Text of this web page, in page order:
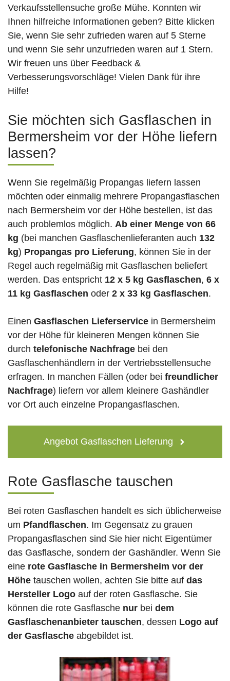
Verkaufsstellensuche große Mühe. Konnten wir
Ihnen hilfreiche Informationen geben? Bitte klicken
Sie, wenn Sie sehr zufrieden waren auf 5 Sterne
und wenn Sie sehr unzufrieden waren auf 1 Stern.
Wir freuen uns über Feedback &
Verbesserungsvorschläge! Vielen Dank für ihre
Hilfe!
Sie möchten sich Gasflaschen in
Bermersheim vor der Höhe liefern
lassen?
Wenn Sie regelmäßig Propangas liefern lassen
möchten oder einmalig mehrere Propangasflaschen
nach Bermersheim vor der Höhe bestellen, ist das
auch problemlos möglich. Ab einer Menge von 66
kg (bei manchen Gasflaschenlieferanten auch 132
kg) Propangas pro Lieferung, können Sie in der
Regel auch regelmäßig mit Gasflaschen beliefert
werden. Das entspricht 12 x 5 kg Gasflaschen, 6 x
11 kg Gasflaschen oder 2 x 33 kg Gasflaschen.
Einen Gasflaschen Lieferservice in Bermersheim
vor der Höhe für kleineren Mengen können Sie
durch telefonische Nachfrage bei den
Gasflaschenhändlern in der Vertriebsstellensuche
erfragen. In manchen Fällen (oder bei freundlicher
Nachfrage) liefern vor allem kleinere Gashändler
vor Ort auch einzelne Propangasflaschen.
Angebot Gasflaschen Lieferung
Rote Gasflasche tauschen
Bei roten Gasflaschen handelt es sich üblicherweise
um Pfandflaschen. Im Gegensatz zu grauen
Propangasflaschen sind Sie hier nicht Eigentümer
das Gasflasche, sondern der Gashändler. Wenn Sie
eine rote Gasflasche in Bermersheim vor der
Höhe tauschen wollen, achten Sie bitte auf das
Hersteller Logo auf der roten Gasflasche. Sie
können die rote Gasflasche nur bei dem
Gasflaschenanbieter tauschen, dessen Logo auf
der Gasflasche abgebildet ist.